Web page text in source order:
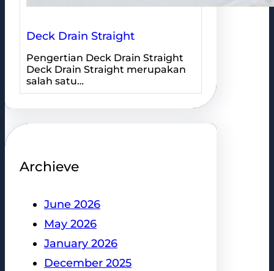
Deck Drain Straight
Pengertian Deck Drain Straight
Deck Drain Straight merupakan
salah satu…
Archieve
June 2026
May 2026
January 2026
December 2025